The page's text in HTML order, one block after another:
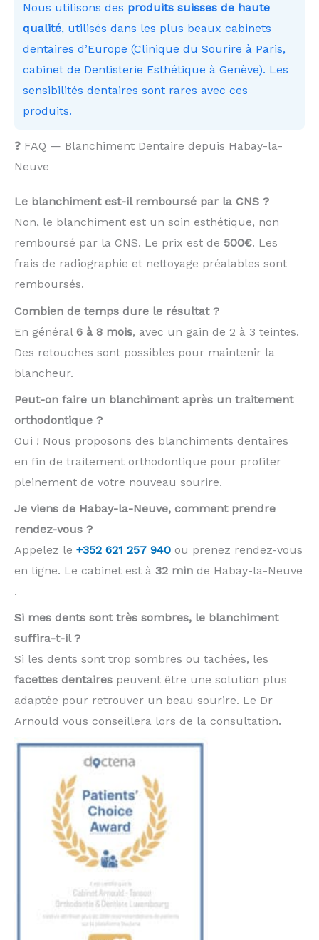
Nous utilisons des produits suisses de haute
qualité, utilisés dans les plus beaux cabinets
dentaires d’Europe (Clinique du Sourire à Paris,
cabinet de Dentisterie Esthétique à Genève). Les
sensibilités dentaires sont rares avec ces
produits.
❓ FAQ — Blanchiment Dentaire depuis Habay-la-
Neuve
Le blanchiment est-il remboursé par la CNS ?
Non, le blanchiment est un soin esthétique, non
remboursé par la CNS. Le prix est de 500€. Les
frais de radiographie et nettoyage préalables sont
remboursés.
Combien de temps dure le résultat ?
En général 6 à 8 mois, avec un gain de 2 à 3 teintes.
Des retouches sont possibles pour maintenir la
blancheur.
Peut-on faire un blanchiment après un traitement
orthodontique ?
Oui ! Nous proposons des blanchiments dentaires
en fin de traitement orthodontique pour profiter
pleinement de votre nouveau sourire.
Je viens de Habay-la-Neuve, comment prendre
rendez-vous ?
Appelez le +352 621 257 940 ou prenez rendez-vous
en ligne. Le cabinet est à 32 min de Habay-la-Neuve
.
Si mes dents sont très sombres, le blanchiment
suffira-t-il ?
Si les dents sont trop sombres ou tachées, les
facettes dentaires peuvent être une solution plus
adaptée pour retrouver un beau sourire. Le Dr
Arnould vous conseillera lors de la consultation.